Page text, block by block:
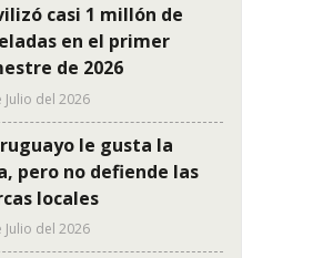
casi 1 millón de
en el primer
de 2026
Julio del 2026
le gusta la
pero no defiende las
locales
Julio del 2026